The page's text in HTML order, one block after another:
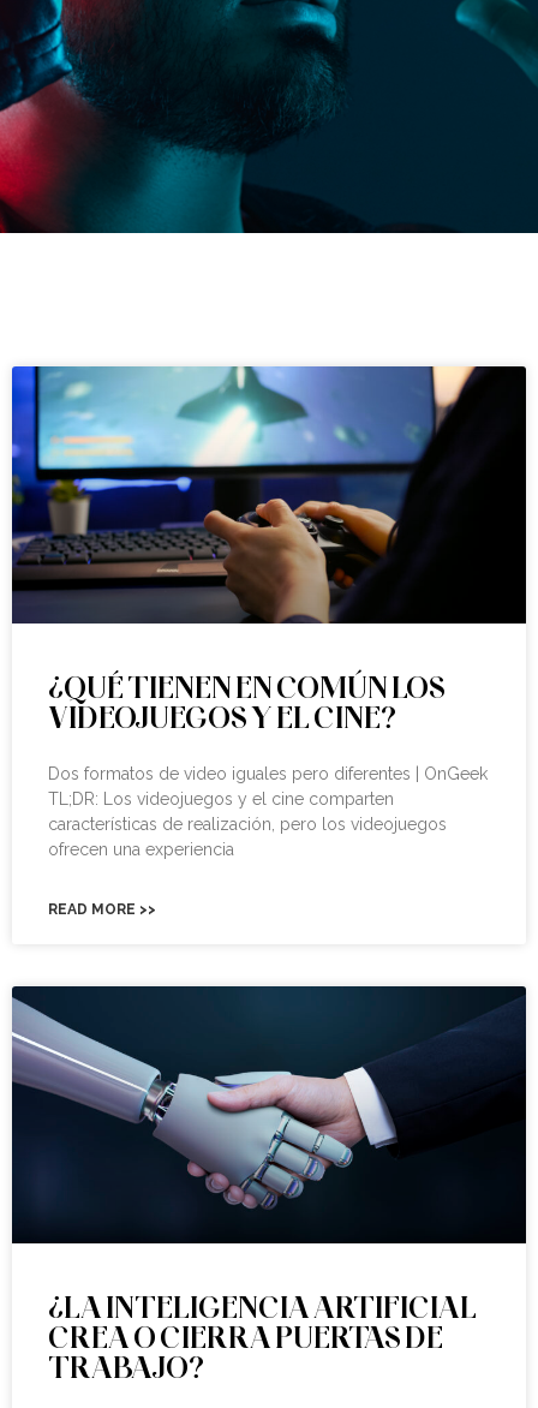
¿QUÉ TIENEN EN COMÚN LOS
VIDEOJUEGOS Y EL CINE?
Dos formatos de video iguales pero diferentes | OnGeek
TL;DR: Los videojuegos y el cine comparten
características de realización, pero los videojuegos
ofrecen una experiencia
READ MORE >>
¿LA INTELIGENCIA ARTIFICIAL
CREA O CIERRA PUERTAS DE
TRABAJO?